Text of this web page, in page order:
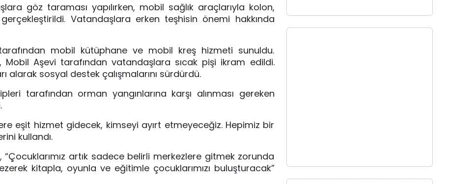
göz taraması yapılırken, mobil sağlık araçlarıyla kolon,
Vatandaşlara erken teşhisin önemi hakkında
mobil kütüphane ve mobil kreş hizmeti sunuldu.
Aşevi tarafından vatandaşlara sıcak pişi ikram edildi.
alarak sosyal destek çalışmalarını sürdürdü.
tarafından orman yangınlarına karşı alınması gereken
eşit hizmet gidecek, kimseyi ayırt etmeyeceğiz. Hepimiz bir
kullandı.
artık sadece belirli merkezlere gitmek zorunda
kitapla, oyunla ve eğitimle çocuklarımızı buluşturacak”